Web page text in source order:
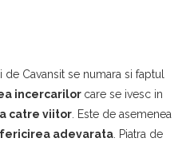
Cavansit se numara si faptul
incercarilor care se ivesc in
catre viitor . Este de asemenea
adevarata . Piatra de